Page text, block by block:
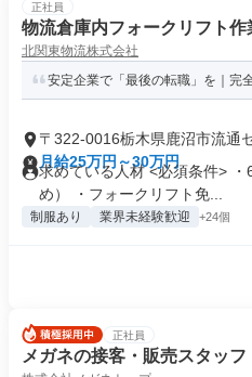
正社員
物流倉庫内フォークリフト作
北関東物流株式会社
安定企業で「最後の転職」を｜完
〒322-0016栃木県鹿沼市流通
月給25万円～30万円
求めている人材 <必須条件>
め） ・フォークリフト免...
制服あり 業界未経験歓迎 +24個
正社員
メガネの接客・販売スタッフ